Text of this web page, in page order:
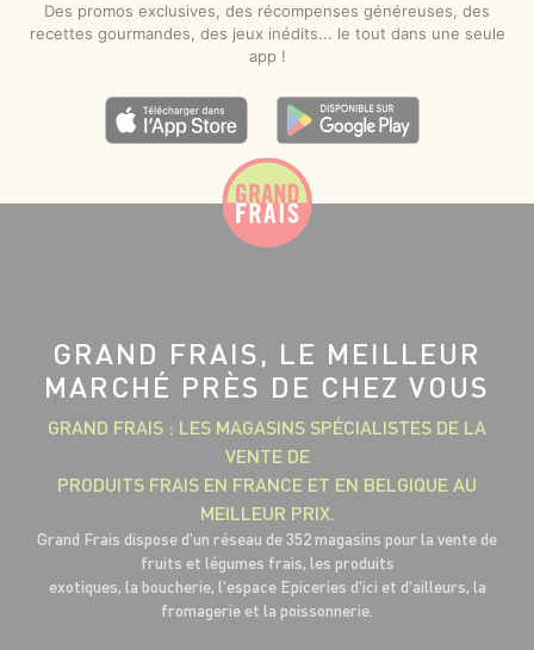
Des promos exclusives, des récompenses généreuses, des
recettes gourmandes, des jeux inédits... le tout dans une seule
app !
GRAND FRAIS, LE MEILLEUR
MARCHÉ PRÈS DE CHEZ VOUS
GRAND FRAIS : LES MAGASINS SPÉCIALISTES DE LA
VENTE DE
PRODUITS FRAIS EN FRANCE ET EN BELGIQUE AU
MEILLEUR PRIX.
Grand Frais dispose d'un réseau de 352 magasins pour la vente de
fruits et légumes frais, les produits
exotiques, la boucherie, l'espace Epiceries d'ici et d'ailleurs, la
fromagerie et la poissonnerie.